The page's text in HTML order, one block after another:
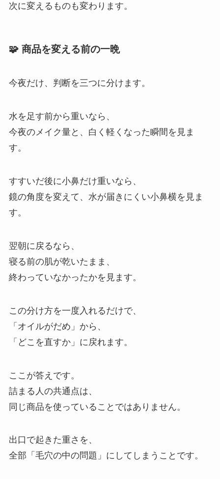
次に変えるものも変わります。
🧩 商品を変える前の一晩
今夜だけ、判断を三つに分けます。
水を足す前から重いなら、
今夜のメイク量と、白く軽くなった瞬間を見ま
す。
すすいだ後に小鼻だけ重いなら、
鏡の角度を変えて、水が届きにくい小鼻横を見ま
す。
翌朝に戻るなら、
寝る前の肌が乾いたまま、
終わっていなかったかを見ます。
この分け方を一度入れるだけで、
「オイルがだめ」から、
「どこを直すか」に戻れます。
ここが答えです。
詰まる人の共通点は、
同じ商品を使っていることではありません。
出口で起きた重さを、
全部「毛穴の中の問題」にしてしまうことです。